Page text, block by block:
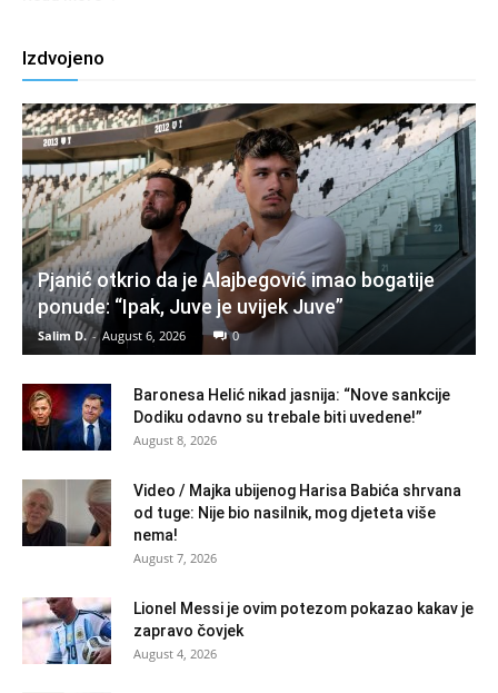
Izdvojeno
Pjanić otkrio da je Alajbegović imao bogatije
ponude: “Ipak, Juve je uvijek Juve”
Salim D. - August 6, 2026 0
Baronesa Helić nikad jasnija: “Nove sankcije
Dodiku odavno su trebale biti uvedene!”
August 8, 2026
Video / Majka ubijenog Harisa Babića shrvana
od tuge: Nije bio nasilnik, mog djeteta više
nema!
August 7, 2026
Lionel Messi je ovim potezom pokazao kakav je
zapravo čovjek
August 4, 2026